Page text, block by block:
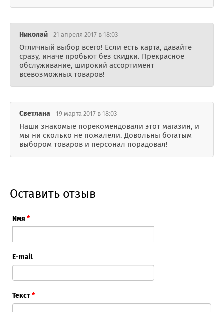
Николай 21 апреля 2017 в 18:03
Отличный выбор всего! Если есть карта, давайте
сразу, иначе пробьют без скидки. Прекрасное
обслуживание, широкий ассортимент
всевозможных товаров!
Светлана 19 марта 2017 в 18:03
Наши знакомые порекомендовали этот магазин, и
мы ни сколько не пожалели. Довольны богатым
выбором товаров и персонал порадовал!
Оставить отзыв
Имя*
E-mail
Текст*